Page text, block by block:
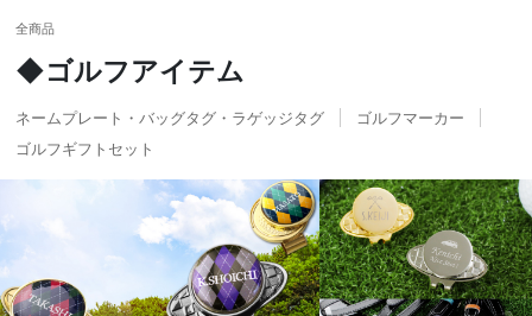
全商品
◆ゴルフアイテム
ネームプレート・バッグタグ・ラゲッジタグ
ゴルフマーカー
ゴルフギフトセット